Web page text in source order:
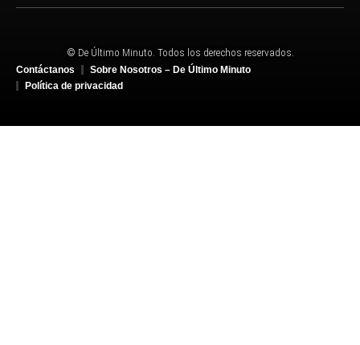
© De Último Minuto. Todos los derechos reservados.
Contáctanos
Sobre Nosotros – De Último Minuto
Política de privacidad